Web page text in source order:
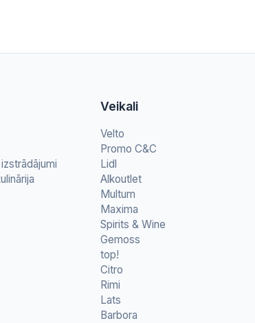
Veikali
Velto
Promo C&C
Lidl
Alkoutlet
Multum
Maxima
Spirits & Wine
Gemoss
top!
Citro
Rimi
Lats
Barbora